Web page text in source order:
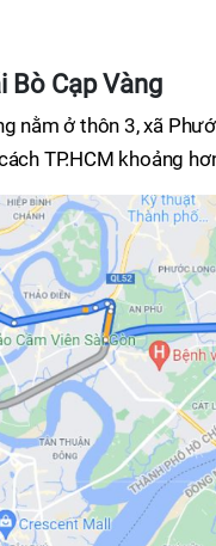
Bò Cạp Vàng
nằm ở thôn 3, xã
TP.HCM khoảng